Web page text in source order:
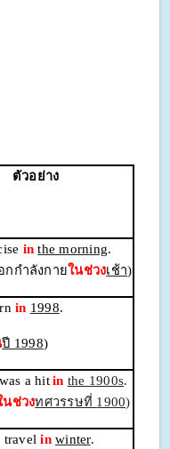
ตัวอย่าง
inthe morning.
กกำลังกายในช่วงเช้า)
in 1998.
ปี 1998)
a hit in the 1900s.
นช่วงทศวรรษที่ 1900)
travelin winter.